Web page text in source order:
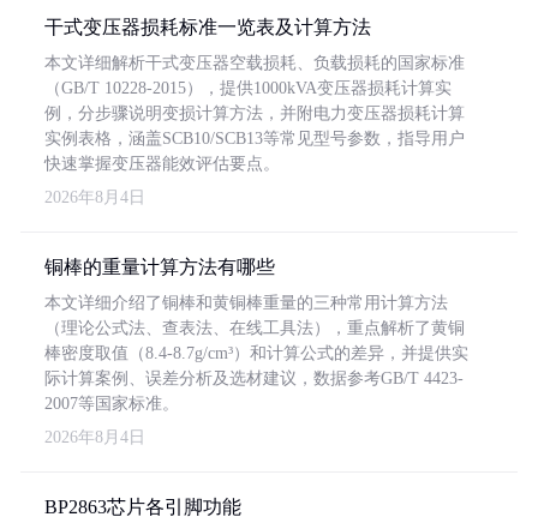
干式变压器损耗标准一览表及计算方法
本文详细解析干式变压器空载损耗、负载损耗的国家标准
（GB/T 10228-2015），提供1000kVA变压器损耗计算实
例，分步骤说明变损计算方法，并附电力变压器损耗计算
实例表格，涵盖SCB10/SCB13等常见型号参数，指导用户
快速掌握变压器能效评估要点。
2026年8月4日
铜棒的重量计算方法有哪些
本文详细介绍了铜棒和黄铜棒重量的三种常用计算方法
（理论公式法、查表法、在线工具法），重点解析了黄铜
棒密度取值（8.4-8.7g/cm³）和计算公式的差异，并提供实
际计算案例、误差分析及选材建议，数据参考GB/T 4423-
2007等国家标准。
2026年8月4日
BP2863芯片各引脚功能